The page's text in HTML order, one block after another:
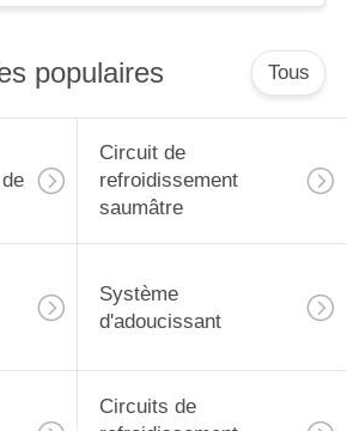
populaires Tous
Circuit de
refroidissement
saumâtre
Système
d'adoucissant
Circuits de